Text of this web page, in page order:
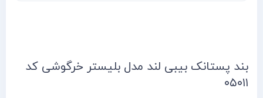
بند پستانک بیبی لند مدل بلیستر خرگوشی کد
۰۵۰۱۱